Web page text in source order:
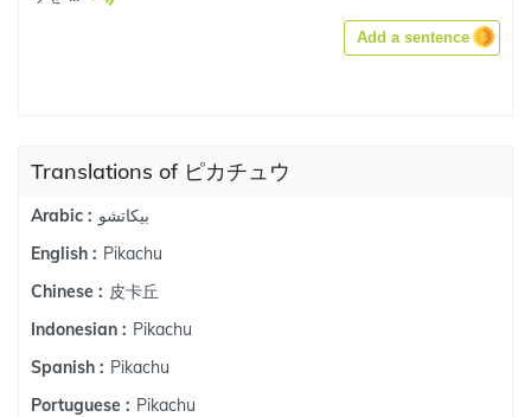
Add a sentence
Translations of ピカチュウ
Arabic : بيكاتشو
English : Pikachu
Chinese : 皮卡丘
Indonesian : Pikachu
Spanish : Pikachu
Portuguese : Pikachu